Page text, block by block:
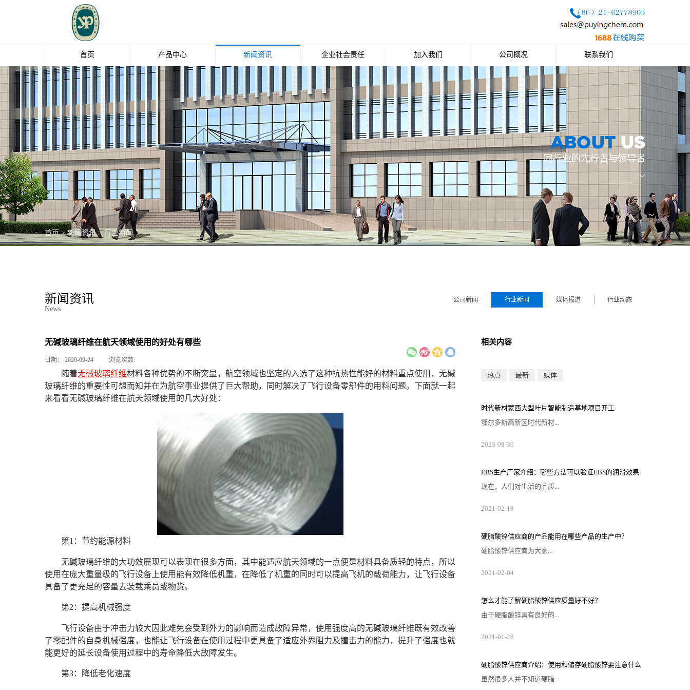
首页 产品中心
玻璃纤维
钛白粉
油脂化工
中石化碳纤维
PC产品
新闻资讯
公司新闻
行业新闻
媒体报道
行业动态
企业社会责任 加入我们
招聘职位
公司概况
公司简介
企业文化
公司荣誉
联系我们
联系方式
首页 > 新闻资讯 > 行业新闻
新闻资讯
News
公司新闻 行业新闻 媒体报道 行业动态
无碱玻璃纤维在航天领域使用的好处有哪些
日期： 2020-09-24 浏览次数:
随着无碱玻璃纤维材料各种优势的不断突显，航空领域也坚定的入选了这种抗热性能好的材料重点使用，无碱
玻璃纤维的重要性可想而知并在为航空事业提供了巨大帮助，同时解决了飞行设备零部件的用料问题。下面就一起
来看看无碱玻璃纤维在航天领域使用的几大好处：
第1：节约能源材料
无碱玻璃纤维的大功效展现可以表现在很多方面，其中能适应航天领域的一点便是材料具备质轻的特点，所以
使用在庞大重量级的飞行设备上使用能有效降低机重，在降低了机重的同时可以提高飞机的载荷能力，让飞行设备
具备了更充足的容量去装载乘员或物货。
第2：提高机械强度
飞行设备由于冲击力较大因此难免会受到外力的影响而造成故障异常，使用强度高的无碱玻璃纤维既有效改善
了零配件的自身机械强度，也能让飞行设备在使用过程中更具备了适应外界阻力及撞击力的能力，提升了强度也就
能更好的延长设备使用过程中的寿命降低大故障发生。
第3：降低老化速度
相关内容
热点 最新 媒体
时代新材蒙西大型叶片智能制造基地项目开工
鄂尔多斯高新区时代新材...
蒙西大型叶片智能制造基地项目近日开工。项目总投资
约20亿元，将建成12条大型智能生产线。项目共分为两
上），预计2023年12月投产。二期项目计划2025年投资
建设。项目全面建成后按规划规模总配套人员约1500
人。 信息来源：鄂尔多斯高新区
2023-08-30
EBS生产厂家‍介绍：哪些方法可以验证EBS的润滑效果
现在，人们对生活的品质...
越来越高，同时也有了较好的环保保护意识，因此对“无
卤化”阻燃剂的呼声也越来越强烈，很多厂家在利用聚氯
在聚氯乙烯加工中的润滑效果呢？EBS生产厂家‍马上来
回答这个问题。1、双辊混炼聚氯乙烯的加工温度和分解
温度是很接近的，所以在加工的时候，除了需要配合使
用稳定剂之外，还需要使...
2021-02-18
硬脂酸锌供应‍商的产品能用在哪些产品的生产中？
硬脂酸锌供应‍商为大家...
提供的一种化学材料——硬脂酸锌，是一种白色而且十
分松软的粉末状物质，在生产的时候一般会将硬脂酸和
应的介绍‍，硬脂酸锌可以用在哪些产品的生产过程中。
1、塑料制品由于硬脂酸锌在塑料当中能够起到增加稳定
性的作用，所以，一些生产塑料制品的企业会通过硬脂
酸锌供应‍商采购硬脂酸锌来投入生产，在...
2021-02-04
怎么才能了解硬脂酸锌供应‍质量好不好？
由于硬脂酸锌具有良好的...
性能，在塑料产品的生产过程中使用，能够提高塑料的
加工性能，所以现在很多企业会去找硬脂酸锌供应‍商采
个方面来了解。第1.看市场评价任何一个经销商，只要
在市场上做销售，就会获得相应的市场评价，由于硬脂
酸锌的质量关系到产品的生产情况，所以在找硬脂酸锌
供应‍商采购硬脂酸锌的时候，企业可...
2021-01-28
硬脂酸锌供应‍商介绍：使用和储存硬脂酸锌要注意什么
虽然很多人并不知道硬脂...